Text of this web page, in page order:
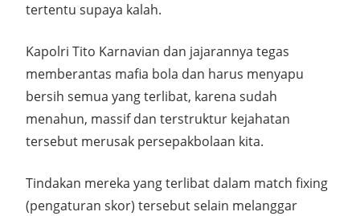
tertentu supaya kalah.
Kapolri Tito Karnavian dan jajarannya tegas
memberantas mafia bola dan harus menyapu
bersih semua yang terlibat, karena sudah
menahun, massif dan terstruktur kejahatan
tersebut merusak persepakbolaan kita.
Tindakan mereka yang terlibat dalam match fixing
(pengaturan skor) tersebut selain melanggar